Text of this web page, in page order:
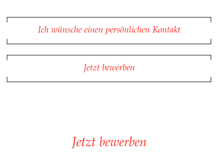
Ich wünsche einen persönlichen Kontakt
Jetzt bewerben
Jetzt bewerben